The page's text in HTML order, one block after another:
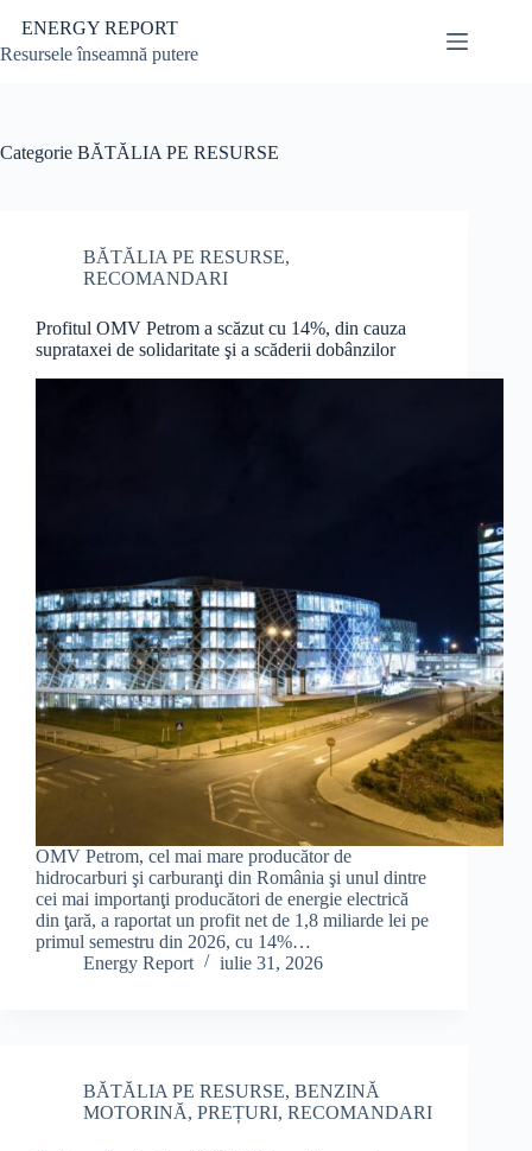
conținut
ENERGY REPORT
Resursele înseamnă putere
Categorie BĂTĂLIA PE RESURSE
BĂTĂLIA PE RESURSE,
RECOMANDARI
Profitul OMV Petrom a scăzut cu 14%, din cauza
suprataxei de solidaritate şi a scăderii dobânzilor
OMV Petrom, cel mai mare producător de
hidrocarburi şi carburanţi din România şi unul dintre
cei mai importanţi producători de energie electrică
din ţară, a raportat un profit net de 1,8 miliarde lei pe
primul semestru din 2026, cu 14%…
Energy Report
iulie 31, 2026
BĂTĂLIA PE RESURSE, BENZINĂ
MOTORINĂ, PREȚURI, RECOMANDARI